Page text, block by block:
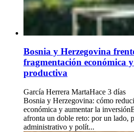
Bosnia y Herzegovina
fragmentación económica
productiva
García Herrera MartaHace 3 días
Bosnia y Herzegovina: cómo
económica y aumentar la
afronta un doble reto: por un lado,
administrativo y polít...